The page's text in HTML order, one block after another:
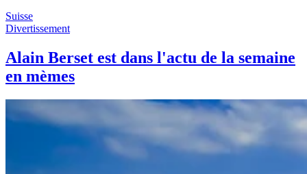
Suisse
Divertissement
Alain Berset est dans l'actu de la semaine
en mèmes